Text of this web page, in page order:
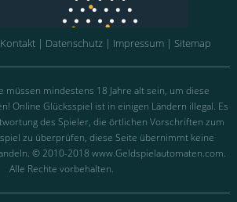
Kontakt| Datenschutz| Impressum| Sitemap